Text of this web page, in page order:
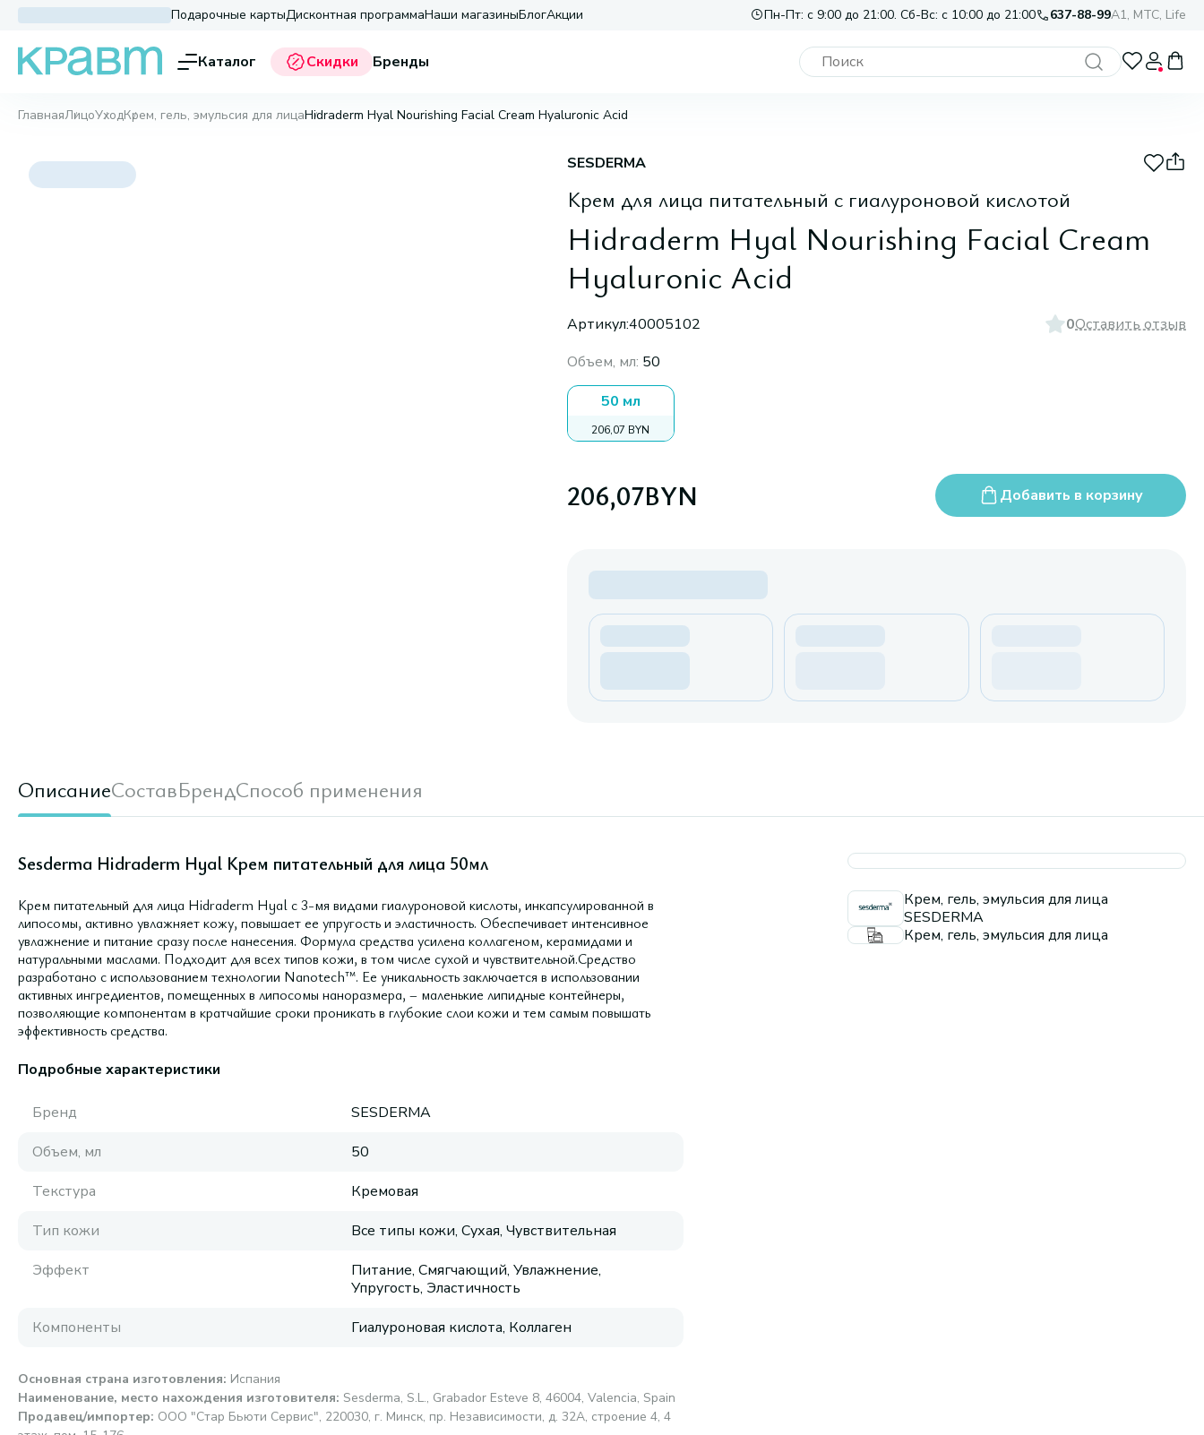
Подарочные картыДисконтная программаНаши магазиныБлогАкции Пн-Пт: с 9:00 до 21:00. Сб-Вс: с 10:00 до 21:00 637-88-99A1, МТС, Life
Каталог Скидки Бренды
ГлавнаяЛицоУходКрем, гель, эмульсия для лицаHidraderm Hyal Nourishing Facial Cream Hyaluronic Acid
SESDERMA
Крем для лица питательный c гиалуроновой кислотой
Hidraderm Hyal Nourishing Facial Cream
Hyaluronic Acid
Артикул:40005102 0Оставить отзыв
Объем, мл: 50
50 мл
206,07 BYN
206,07BYN Добавить в корзину
ОписаниеСоставБрендСпособ применения
Sesderma Hidraderm Hyal Крем питательный для лица 50мл
Крем питательный для лица Hidraderm Hyal с 3-мя видами гиалуроновой кислоты, инкапсулированной в
липосомы, активно увлажняет кожу, повышает ее упругость и эластичность. Обеспечивает интенсивное
увлажнение и питание сразу после нанесения. Формула средства усилена коллагеном, керамидами и
натуральными маслами. Подходит для всех типов кожи, в том числе сухой и чувствительной.Средство
разработано с использованием технологии Nanotech™. Ее уникальность заключается в использовании
активных ингредиентов, помещенных в липосомы наноразмера, – маленькие липидные контейнеры,
позволяющие компонентам в кратчайшие сроки проникать в глубокие слои кожи и тем самым повышать
эффективность средства.
Подробные характеристики
Бренд
SESDERMA
Объем, мл
50
Текстура
Кремовая
Тип кожи
Все типы кожи, Сухая, Чувствительная
Эффект
Питание, Смягчающий, Увлажнение,
Упругость, Эластичность
Компоненты
Гиалуроновая кислота, Коллаген
Основная страна изготовления: Испания
Наименование, место нахождения изготовителя: Sesderma, S.L., Grabador Esteve 8, 46004, Valencia, Spain
Продавец/импортер: ООО "Стар Бьюти Сервис", 220030, г. Минск, пр. Независимости, д. 32А, строение 4, 4
Крем, гель, эмульсия для лица
SESDERMA
Крем, гель, эмульсия для лица